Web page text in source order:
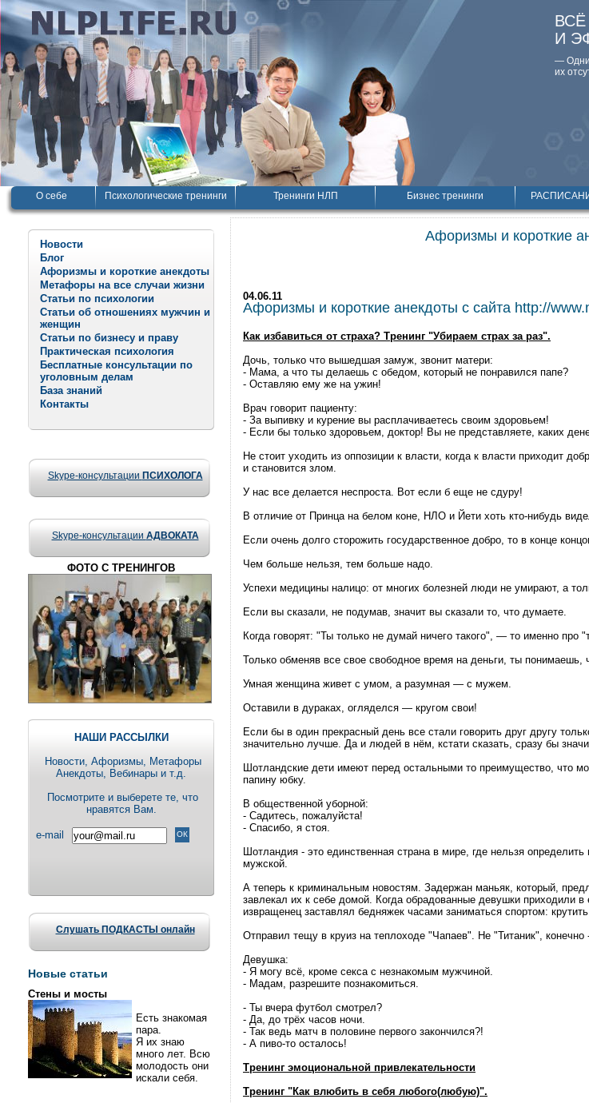
И
— Одни
их
О себе Психологические тренинги Тренинги НЛП Бизнес тренинги
Новости
Блог
Афоризмы и короткие анекдоты
Метафоры на все случаи жизни
Статьи по психологии
Статьи об отношениях мужчин и
женщин
Статьи по бизнесу и праву
Практическая психология
Бесплатные консультации по
уголовным делам
База знаний
Контакты
Skype-консультации ПСИХОЛОГА
Skype-консультации АДВОКАТА
ФОТО С ТРЕНИНГОВ
НАШИ РАССЫЛКИ
Новости, Aфоризмы, Метафоры
Анекдоты, Вебинары и т.д.
Посмотрите и выберете те, что
нравятся Вам.
e-mail
Слушать ПОДКАСТЫ онлайн
Новые статьи
Стены и мосты
Есть знакомая
пара.
Я их знаю
много лет. Всю
молодость они
искали себя.
Афоризмы и короткие
04.06.11
Афоризмы и короткие анекдоты с сайта http://
Как избавиться от страха? Тренинг "Убираем страх за раз".
Дочь, только что вышедшая замуж, звонит матери:
- Мама, а что ты делаешь с обедом, который не понравился папе?
- Оставляю ему же на ужин!
Врач говорит пациенту:
- За выпивку и курение вы расплачиваетесь своим здоровьем!
- Если бы только здоровьем, доктор! Вы не представляете, каких
Не стоит уходить из оппозиции к власти, когда к власти приходит
и становится злом.
У нас все делается неспроста. Вот если б еще не сдуру!
В отличие от Принца на белом коне, НЛО и Йети хоть кто-нибудь
Если очень долго сторожить государственное добро, то в конце
Чем больше нельзя, тем больше надо.
Успехи медицины налицо: от многих болезней люди не умирают, а
Если вы сказали, не подумав, значит вы сказали то, что думаете.
Когда говорят: "Ты только не думай ничего такого", — то именно про
Только обменяв все свое свободное время на деньги, ты понимаешь,
Умная женщина живет с умом, а разумная — с мужем.
Оставили в дураках, огляделся — кругом свои!
Если бы в один прекрасный день все стали говорить друг другу
значительно лучше. Да и людей в нём, кстати сказать, сразу бы
Шотландские дети имеют перед остальными то преимущество, что
папину юбку.
В общественной уборной:
- Садитесь, пожалуйста!
- Спасибо, я стоя.
Шотландия - это единственная страна в мире, где нельзя определить
мужской.
А теперь к криминальным новостям. Задержан маньяк, который,
завлекал их к себе домой. Когда обрадованные девушки приходили в
извращенец заставлял бедняжек часами заниматься спортом:
Отправил тещу в круиз на теплоходе "Чапаев". Не "Титаник", конечно
Девушка:
- Я могу всё, кроме секса с незнакомым мужчиной.
- Мадам, разрешите познакомиться.
- Ты вчера футбол смотрел?
- Да, до трёх часов ночи.
- Так ведь матч в половине первого закончился?!
- А пиво-то осталось!
Тренинг эмоциональной привлекательности
Тренинг "Как влюбить в себя любого(любую)".